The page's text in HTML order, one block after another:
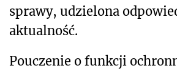
sprawy, udzielona
aktualność.
Pouczenie o funkcji